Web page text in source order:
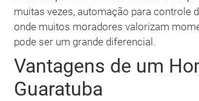
muitas vezes, automação para controle
onde muitos moradores valorizam
pode ser um grande diferencial.
Vantagens de um
Guaratuba